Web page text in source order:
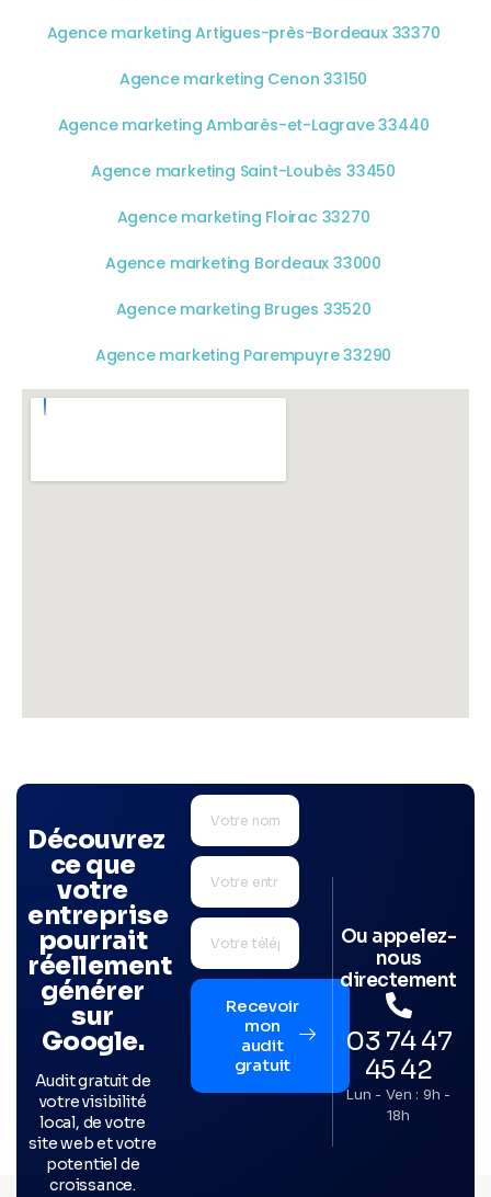
Agence marketing Artigues-près-Bordeaux 33370
Agence marketing Cenon 33150
Agence marketing Ambarès-et-Lagrave 33440
Agence marketing Saint-Loubès 33450
Agence marketing Floirac 33270
Agence marketing Bordeaux 33000
Agence marketing Bruges 33520
Agence marketing Parempuyre 33290
Découvrez
ce que
votre
entreprise
pourrait
réellement
générer
sur
Google.
Audit gratuit de
votre visibilité
local, de votre
site web et votre
potentiel de
croissance.
Recevoir
mon
audit
gratuit
Ou appelez-
nous
directement
03 74 47
45 42
Lun - Ven : 9h -
18h